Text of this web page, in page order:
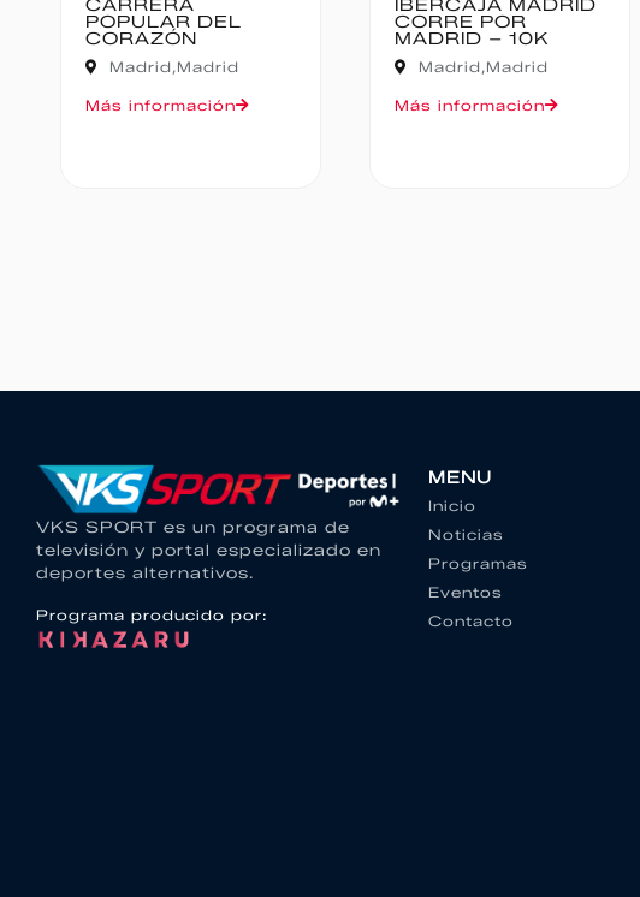
IBERCAJA MADRID
CORRE POR
MADRID – 10K
Madrid,Madrid
Más información
MEDIO MARATÓN
BAJO PAS
Cantabria,
Oruña de Piélagos
Más información
VKS SPORT es un programa de
televisión y portal especializado en
deportes alternativos.
Programa producido por:
MENU
Inicio
Noticias
Programas
Eventos
Contacto